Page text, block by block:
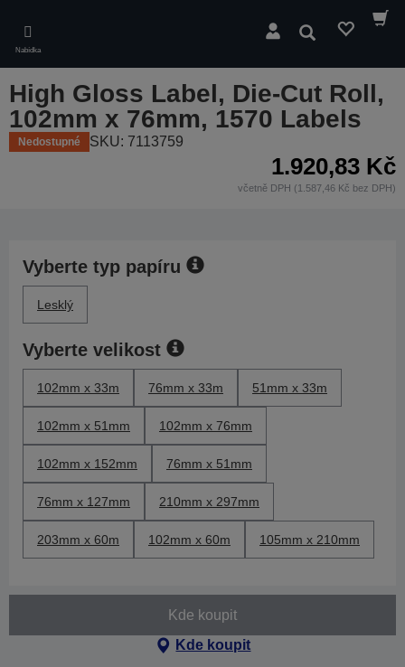
main
content
Nabídka
Hledat
High Gloss Label, Die-Cut Roll,
102mm x 76mm, 1570 Labels
Nedostupné SKU: 7113759
1.920,83 Kč
včetně DPH (1.587,46 Kč bez DPH)
Vyberte typ papíru
Lesklý
Vyberte velikost
102mm x 33m 76mm x 33m 51mm x 33m
102mm x 51mm 102mm x 76mm
102mm x 152mm 76mm x 51mm
76mm x 127mm 210mm x 297mm
203mm x 60m 102mm x 60m 105mm x 210mm
Kde koupit
Kde koupit